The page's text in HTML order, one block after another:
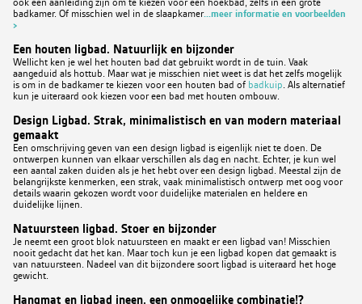
ook een aanleiding zijn om te kiezen voor een hoekbad, zelfs in een grote
badkamer. Of misschien wel in de slaapkamer...meer informatie en voorbeelden
>
Een houten ligbad. Natuurlijk en bijzonder
Wellicht ken je wel het houten bad dat gebruikt wordt in de tuin. Vaak
aangeduid als hottub. Maar wat je misschien niet weet is dat het zelfs mogelijk
is om in de badkamer te kiezen voor een houten bad of badkuip. Als alternatief
kun je uiteraard ook kiezen voor een bad met houten ombouw.
Design Ligbad. Strak, minimalistisch en van modern materiaal
gemaakt
Een omschrijving geven van een design ligbad is eigenlijk niet te doen. De
ontwerpen kunnen van elkaar verschillen als dag en nacht. Echter, je kun wel
een aantal zaken duiden als je het hebt over een design ligbad. Meestal zijn de
belangrijkste kenmerken, een strak, vaak minimalistisch ontwerp met oog voor
details waarin gekozen wordt voor duidelijke materialen en heldere en
duidelijke lijnen.
Natuursteen ligbad. Stoer en bijzonder
Je neemt een groot blok natuursteen en maakt er een ligbad van! Misschien
nooit gedacht dat het kan. Maar toch kun je een ligbad kopen dat gemaakt is
van natuursteen. Nadeel van dit bijzondere soort ligbad is uiteraard het hoge
gewicht.
Hangmat en ligbad ineen, een onmogelijke combinatie!?